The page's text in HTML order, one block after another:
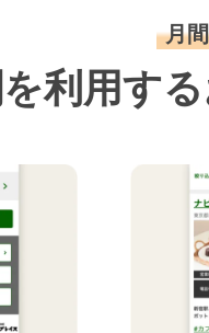
月
利用す